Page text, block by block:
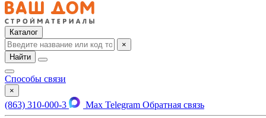
Каталог
×
Найти
Способы связи
×
(863) 310-000-3 Max Telegram Обратная связь